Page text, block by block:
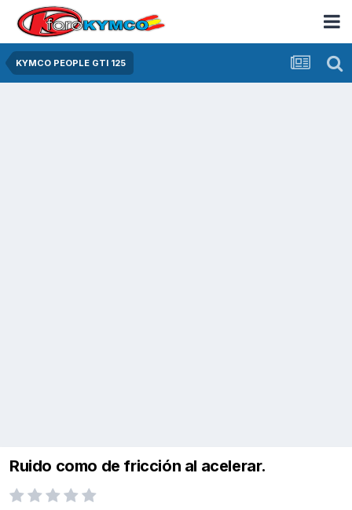
KYMCO PEOPLE GTI 125
Ruido como de fricción al acelerar.